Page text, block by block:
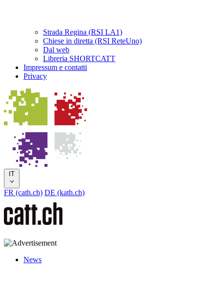
Strada Regina (RSI LA1)
Chiese in diretta (RSI ReteUno)
Dal web
Libreria SHORTCATT
Impressum e contatti
Privacy
IT
FR (cath.ch) DE (kath.ch)
News